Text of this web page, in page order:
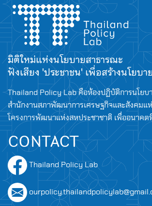
มิติใหม่แห่งนโยบายสาธารณะ
ฟังเสียง 'ประชาชน' เพื่อสร้างนโยบา
Thailand Policy Lab คือห้องปฏิบัติการนโยบ
สำนักงานสภาพัฒนาการเศรษฐกิจและสังคมแ
โครงการพัฒนาแห่งสหประชาชาติ เพื่ออนาคต
CONTACT
Thailand Policy Lab